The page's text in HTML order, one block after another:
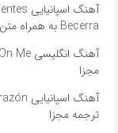
Becerra به همراه متن و ترجمه مجزا
مجزا
ترجمه مجزا